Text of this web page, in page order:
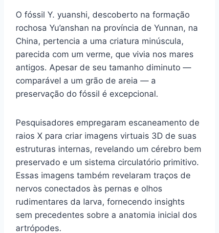
O fóssil Y. yuanshi, descoberto na formação
rochosa Yu’anshan na província de Yunnan, na
China, pertencia a uma criatura minúscula,
parecida com um verme, que vivia nos mares
antigos. Apesar de seu tamanho diminuto —
comparável a um grão de areia — a
preservação do fóssil é excepcional.
Pesquisadores empregaram escaneamento de
raios X para criar imagens virtuais 3D de suas
estruturas internas, revelando um cérebro bem
preservado e um sistema circulatório primitivo.
Essas imagens também revelaram traços de
nervos conectados às pernas e olhos
rudimentares da larva, fornecendo insights
sem precedentes sobre a anatomia inicial dos
artrópodes.